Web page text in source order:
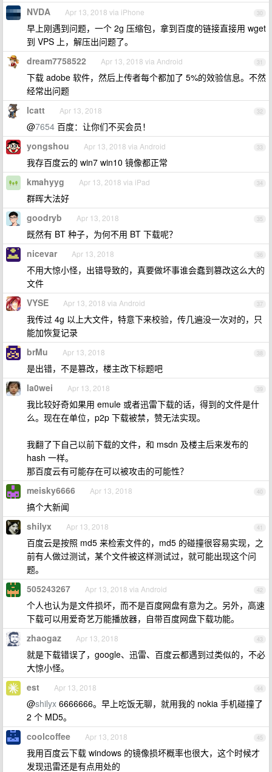
30
NVDA Apr 13, 2018 via iPhone
早上刚遇到问题，一个 2g 压缩包，拿到百度的链接直接用 wget
到 VPS 上，解压出问题了。
31
dream7758522 Apr 13, 2018 via Android
下载 adobe 软件，然后上传者每个都加了 5%的效验信息。不然
经常出问题
32
lcatt Apr 13, 2018
@7654 百度：让你们不买会员！
33
yongshou Apr 13, 2018 via Android
我存百度云的 win7 win10 镜像都正常
34
kmahyyg Apr 13, 2018 via iPad
群晖大法好
35
goodryb Apr 13, 2018
既然有 BT 种子，为何不用 BT 下载呢？
36
nicevar Apr 13, 2018
不用大惊小怪，出错导致的，真要做坏事谁会蠢到篡改这么大的
文件
37
VYSE Apr 13, 2018 via Android
我传过 4g 以上大文件，特意下来校验，传几遍没一次对的，只
能加恢复记录
38
brMu Apr 13, 2018
是出错，不是篡改，楼主改下标题吧
39
la0wei Apr 13, 2018
我比较好奇如果用 emule 或者迅雷下载的话，得到的文件是什
么。现在在单位，p2p 下载被禁，赞无法实现。
我翻了下自己以前下载的文件，和 msdn 及楼主后来发布的
hash 一样。
那百度云有可能存在可以被攻击的可能性？
40
meisky6666 Apr 13, 2018
搞个大新闻
41
shilyx Apr 13, 2018
百度云是按照 md5 来检索文件的，md5 的碰撞很容易实现，之
前有人做过测试，某个文件被这样测试过，就可能出现这个问
题。
42
505243267 Apr 13, 2018 via Android
个人也认为是文件损坏，而不是百度网盘有意为之。另外，高速
下载可以用爱奇艺万能播放器，自带百度网盘下载功能。
43
zhaogaz Apr 13, 2018
就是下载错误了，google、迅雷、百度云都遇到过类似的，不必
大惊小怪。
44
est Apr 13, 2018
@shilyx 6666666。早上吃饭无聊，就用我的 nokia 手机碰撞了
2 个 MD5。
45
coolcoffee Apr 13, 2018
我用百度云下载 windows 的镜像损坏概率也很大，这个时候才
发现迅雷还是有点用处的